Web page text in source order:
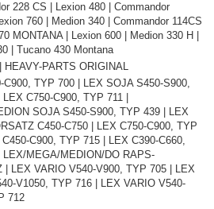
228 CS | Lexion 480 | Commandor
760 | Medion 340 | Commandor 114CS
MONTANA | Lexion 600 | Medion 330 H |
| Tucano 430 Montana
PARTS ORIGINAL
C900, TYP 700 | LEX SOJA S450-S900,
C750-C900, TYP 711 |
SOJA S450-S900, TYP 439 | LEX
C450-C750 | LEX C750-C900, TYP
C900, TYP 715 | LEX C390-C660,
LEX/MEGA/MEDION/DO RAPS-
| LEX VARIO V540-V900, TYP 705 | LEX
V1050, TYP 716 | LEX VARIO V540-
712